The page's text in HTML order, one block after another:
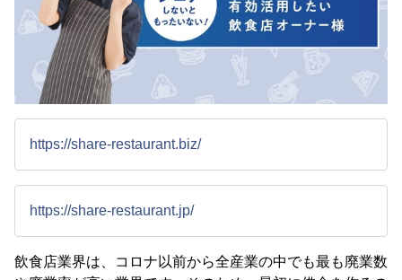
https://share-restaurant.biz/
https://share-restaurant.jp/
飲食店業界は、コロナ以前から全産業の中でも最も廃業数